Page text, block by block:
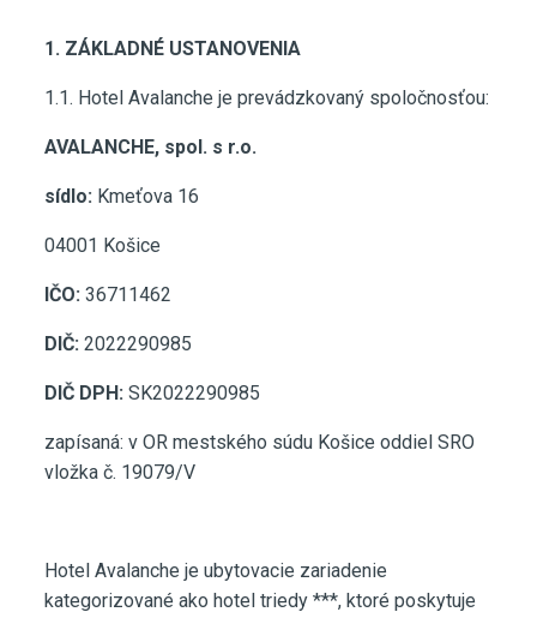
1. ZÁKLADNÉ USTANOVENIA
1.1. Hotel Avalanche je prevádzkovaný spoločnosťou:
AVALANCHE, spol. s r.o.
sídlo: Kmeťova 16
04001 Košice
IČO: 36711462
DIČ:2022290985
DIČ DPH:SK2022290985
zapísaná: v OR mestského súdu Košice oddiel SRO
vložka č. 19079/V
Hotel Avalanche je ubytovacie zariadenie
kategorizované ako hotel triedy ***, ktoré poskytuje